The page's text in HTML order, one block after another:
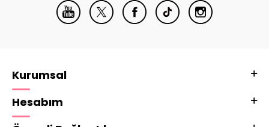
Kurumsal
Hesabım